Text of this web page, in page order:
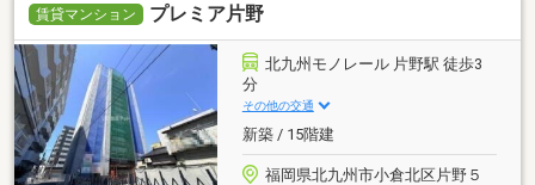
賃貸マンション プレミア片野
北九州モノレール 片野駅 徒歩3
分
その他の交通
新築 / 15階建
福岡県北九州市小倉北区片野５